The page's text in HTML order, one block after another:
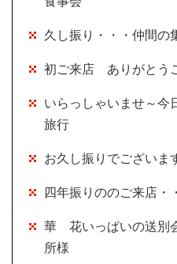
久し振り・・・仲間の
初ご来店 ありがとう
いらっしゃいませ～今
旅行
お久し振りでございま
四年振りののご来店・
華 花いっぱいの送別
所様